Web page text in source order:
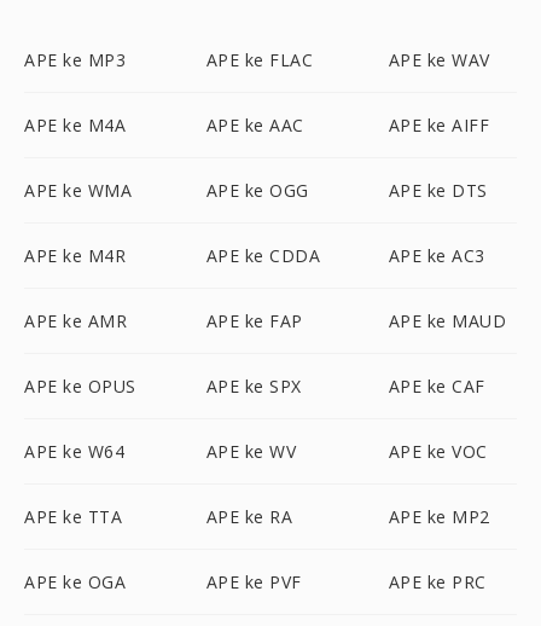
APE ke MP3 APE ke FLAC APE ke WAV
APE ke M4A APE ke AAC APE ke AIFF
APE ke WMA APE ke OGG APE ke DTS
APE ke M4R APE ke CDDA APE ke AC3
APE ke AMR APE ke FAP APE ke MAUD
APE ke OPUS APE ke SPX APE ke CAF
APE ke W64 APE ke WV APE ke VOC
APE ke TTA APE ke RA APE ke MP2
APE ke OGA APE ke PVF APE ke PRC